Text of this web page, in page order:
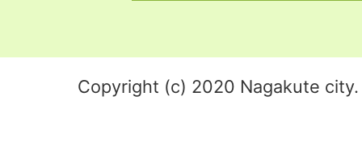
Copyright (c) 2020 Nagakute